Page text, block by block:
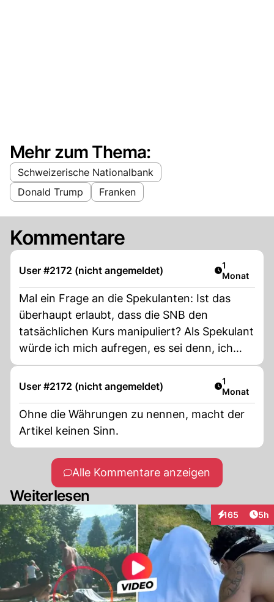
Mehr zum Thema:
Schweizerische Nationalbank
Donald Trump
Franken
Kommentare
User #2172 (nicht angemeldet) Artikel
1
Monat
Mal ein Frage an die Spekulanten: Ist das
überhaupt erlaubt, dass die SNB den
tatsächlichen Kurs manipuliert? Als Spekulant
würde ich mich aufregen, es sei denn, ich
hätte die Insider-Informationen.
User #2172 (nicht angemeldet) Artikel
1
Monat
Ohne die Währungen zu nennen, macht der
Artikel keinen Sinn.
Alle Kommentare anzeigen
Weiterlesen
165
Interaktionen
5h